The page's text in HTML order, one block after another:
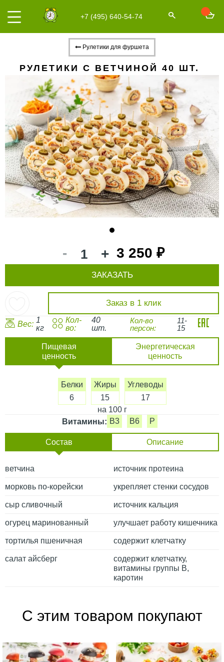
+7 (495) 640-54-74
Рулетики для фуршета
РУЛЕТИКИ С ВЕТЧИНОЙ 40 ШТ.
- + 3 250 ₽
Заказ в 1 клик
ЗАКАЗАТЬ
Вес: 1
кг
Кол-
во:
40
шт.
Кол-во
персон:
11-
15
Пищевая
ценность
Энергетическая
ценность
Белки
6
Жиры
15
Углеводы
17
на 100 г
Витамины: B3 B6 P
Состав Описание
ветчина источник протеина
морковь по-корейски укрепляет стенки сосудов
сыр сливочный источник кальция
огурец маринованный улучшает работу кишечника
тортилья пшеничная содержит клетчатку
салат айсберг
содержит клетчатку,
витамины группы В,
каротин
С этим товаром покупают